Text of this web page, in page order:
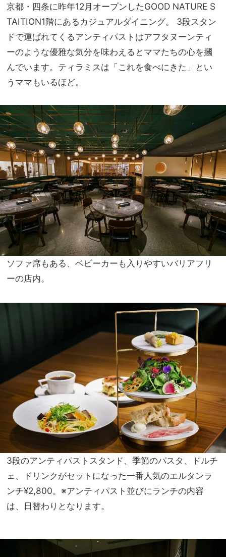
京都・四条に昨年12月オープンしたGOOD NATURE S
TAITION1階にあるカジュアルダイニング。 3段スタン
ドで運ばれてくるアンティパストはアフタヌーンティ
ーのような優雅な気分を味わえるとママたちの心を摑
んでいます。ティラミスは「これを食べにきた」とい
うママもいるほど。
ソファ席もある、ベビーカーも入りやすいバリアフリ
ーの店内。
3段のアンティパストスタンド、季節のパスタ、ドルチ
ェ、ドリンクがセットになった一番人気のエルタンラ
ンチ¥2,800。※アンティパスト並びにランチの内容
は、 日替わりとなります。